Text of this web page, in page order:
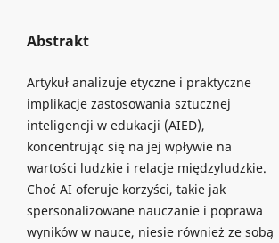
Abstrakt
Artykuł analizuje etyczne i praktyczne
implikacje zastosowania sztucznej
inteligencji w edukacji (AIED),
koncentrując się na jej wpływie na
wartości ludzkie i relacje międzyludzkie.
Choć AI oferuje korzyści, takie jak
spersonalizowane nauczanie i poprawa
wyników w nauce, niesie również ze sobą